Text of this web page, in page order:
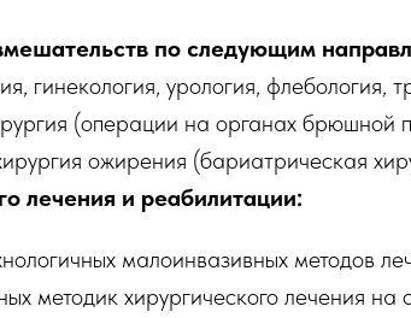
по следующим
гинекология, урология, флебология,
(операции на органах брюшной
ожирения (бариатрическая
лечения и реабилитации:
малоинвазивных методов
методик хирургического лечения на